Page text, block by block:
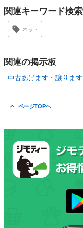
関連キーワード検索
ネット
関連の掲示板
中古あげます・譲ります
ページTOPへ